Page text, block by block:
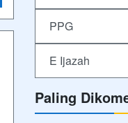
PPG
E Ijazah
Paling